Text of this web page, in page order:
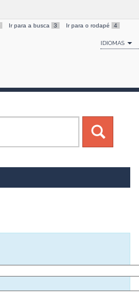
Ir para a busca 3 Ir para o rodapé 4
IDIOMAS